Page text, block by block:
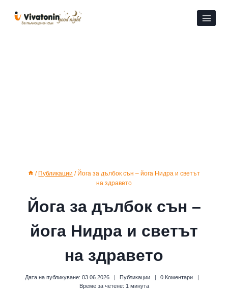
съдържанието
/ Публикации / Йога за дълбок сън – йога Нидра и светът
на здравето
Йога за дълбок сън –
йога Нидра и светът
на здравето
Дата на публикуване: 03.06.2026 Публикации
0 Коментари
Време за четене: 1 минута